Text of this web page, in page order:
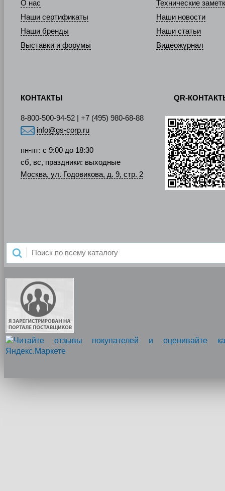
О нас
Наши сертификаты
Наши бренды
Выставки и форумы
Технические
Наши новости
Наши статьи
Видеожурнал
КОНТАКТЫ
8-800-500-94-52 | +7 (495) 980-68-88
info@gs-corp.ru
пн-пт: с 9:00 до 18:30
сб, вс, праздники: выходные
Москва, ул. Годовикова, д. 9, стр. 2
QR-